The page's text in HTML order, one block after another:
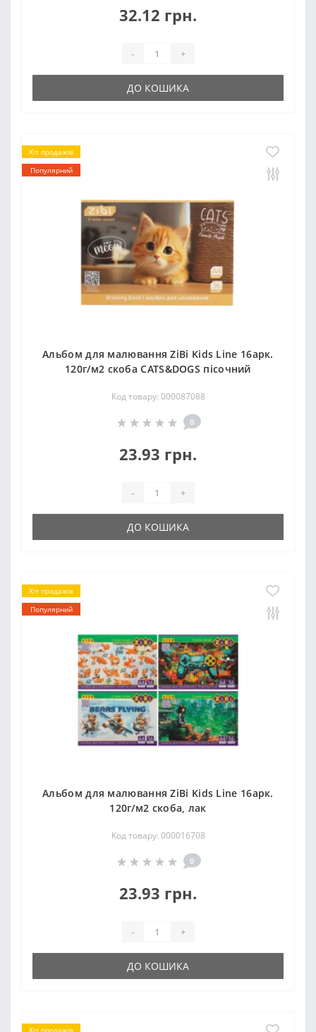
32.12 грн.
- +
ДО КОШИКА
Хіт продажів
Популярний
Альбом для малювання ZiBi Kids Line 16арк.
120г/м2 скоба CATS&DOGS пісочний
Код товару: 000087088
0
23.93 грн.
- +
ДО КОШИКА
Хіт продажів
Популярний
Альбом для малювання ZiBi Kids Line 16арк.
120г/м2 скоба, лак
Код товару: 000016708
0
23.93 грн.
- +
ДО КОШИКА
Хіт продажів